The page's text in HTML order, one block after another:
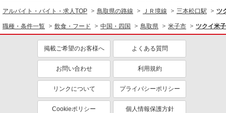
アルバイト・バイト・求人TOP 鳥取県の路線 ＪＲ境線 三本松口駅 ツ
職種・条件一覧 飲食・フード 中国・四国 鳥取県 米子市 ツクイ米
掲載ご希望のお客様へ よくある質問
お問い合わせ 利用規約
リンクについて プライバシーポリシー
Cookieポリシー 個人情報保護方針